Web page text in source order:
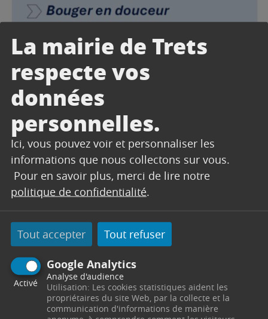
La mairie de Trets
respecte vos
données
personnelles.
Ici, vous pouvez voir et personnaliser les
informations que nous collectons sur vous.
Pour en savoir plus, merci de lire notre
politique de confidentialité.
Tout accepter Tout refuser
Google Analytics
Activé
Analyse d'audience
Utilisation: Les cookies statistiques aident les
propriétaires du site Web, par la collecte et la
communication d'informations de manière